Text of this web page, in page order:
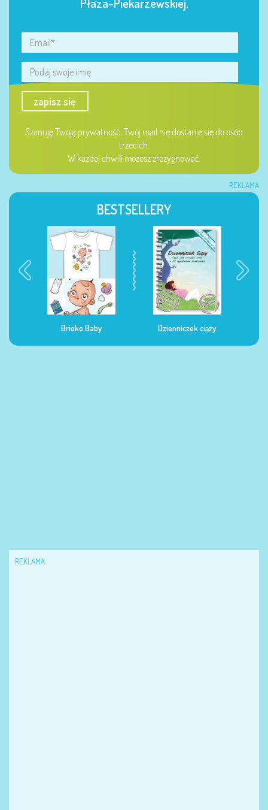
zapisz się
Szanuję Twoją prywatność, Twój mail nie dostanie się do osób
trzecich.
W każdej chwili możesz zrezygnować.
REKLAMA
BESTSELLERY
Dzienniczek ciąży Dzienniczek żywienia
REKLAMA